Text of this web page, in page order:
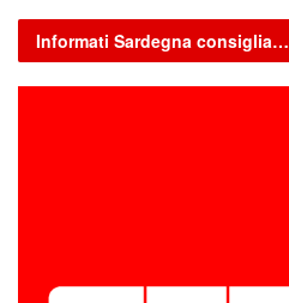
Informati Sardegna consiglia…